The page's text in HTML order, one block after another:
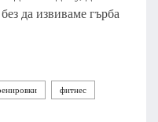
да извиваме гърба
фитнес